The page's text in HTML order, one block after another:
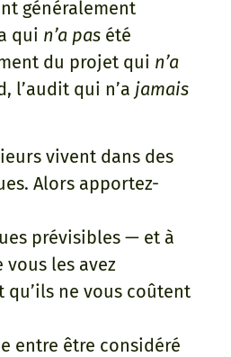
généralement
qui n’a pas été
du projet qui n’a
l’audit qui n’a jamais
vivent dans des
Alors apportez-
prévisibles — et à
les avez
qu’ils ne vous coûtent
entre être considéré